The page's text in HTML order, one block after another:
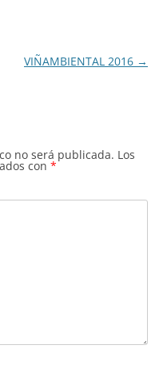
VIÑAMBIENTAL 2016 →
no será publicada. Los
con *